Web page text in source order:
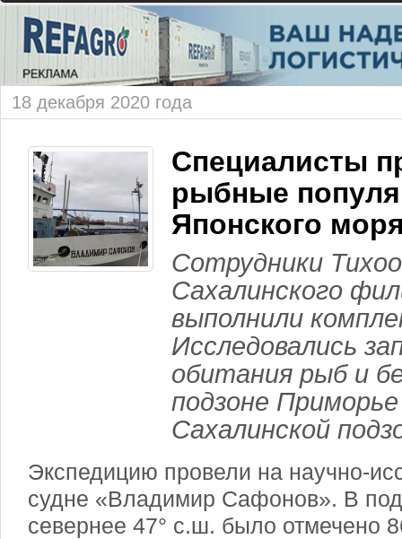
18 декабря 2020 года
Специалисты
рыбные
Японского
Сотрудники
Сахалинского
выполнили
Исследовались
обитания рыб и
подзоне
Сахалинской
Экспедицию провели на научно-
судне «Владимир Сафонов». В
севернее 47° с.ш. было отмечено